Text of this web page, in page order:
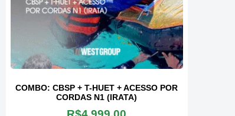
COMBO: CBSP + T-HUET + ACESSO POR
CORDAS N1 (IRATA)